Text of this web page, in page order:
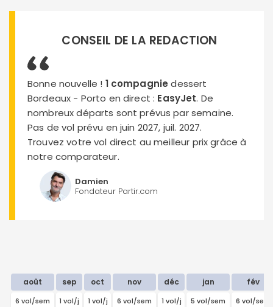
CONSEIL DE LA REDACTION
Bonne nouvelle ! 1 compagnie dessert
Bordeaux - Porto en direct : EasyJet. De
nombreux départs sont prévus par semaine.
Pas de vol prévu en juin 2027, juil. 2027.
Trouvez votre vol direct au meilleur prix grâce à
notre comparateur.
Damien
Fondateur Partir.com
août sep oct nov déc jan fév
6 vol/sem 1 vol/j 1 vol/j 6 vol/sem 1 vol/j 5 vol/sem 6 vol/sem